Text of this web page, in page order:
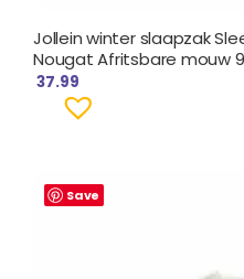
Jollein winter slaapzak
Nougat Afritsbare mouw
37.99
Save